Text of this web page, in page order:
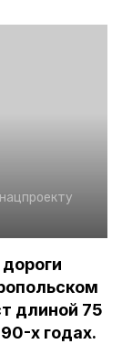
длиной 75
х годах.